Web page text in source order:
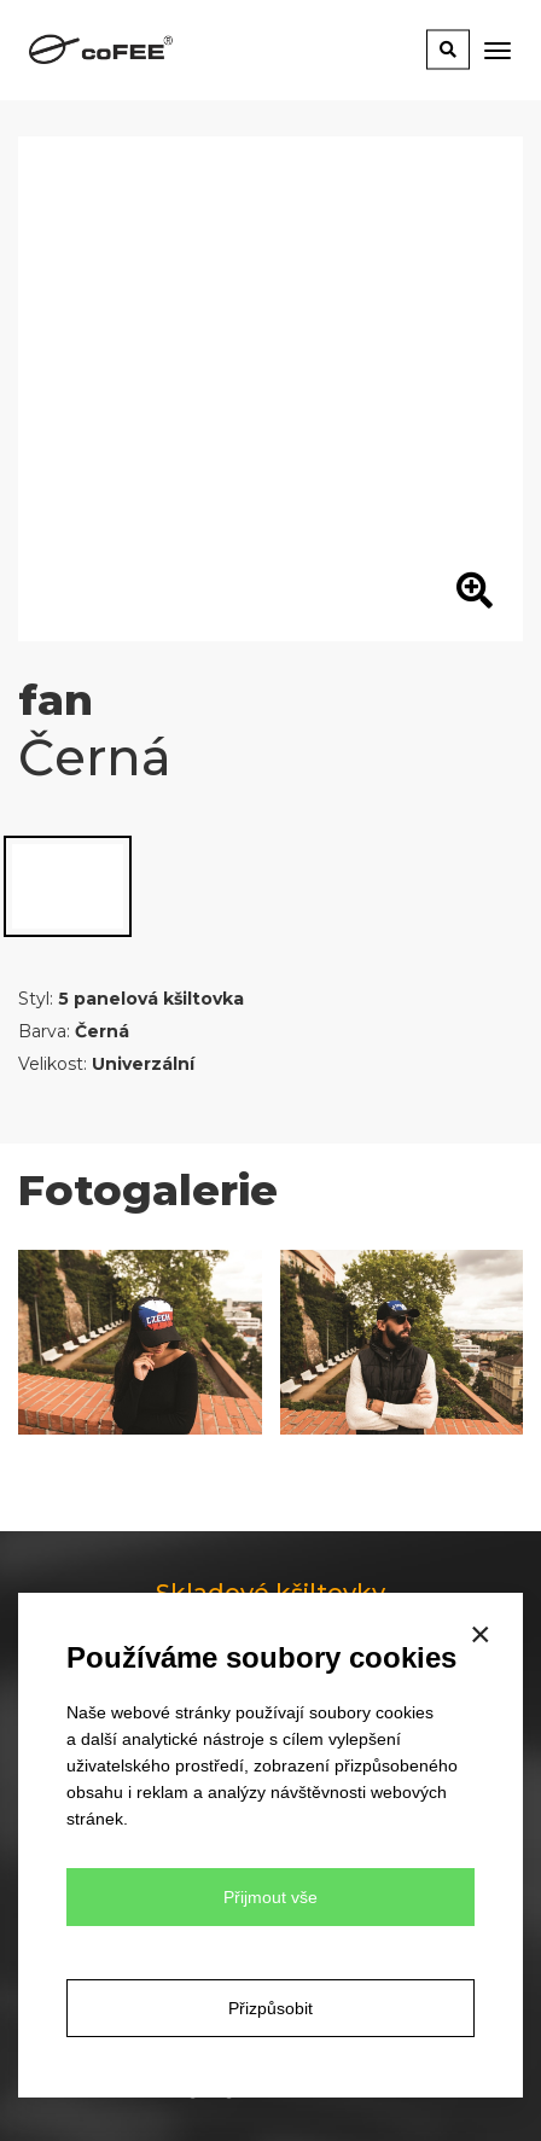
×
Používáme soubory cookies
Naše webové stránky používají soubory cookies
a další analytické nástroje s cílem vylepšení
uživatelského prostředí, zobrazení přizpůsobeného
obsahu i reklam a analýzy návštěvnosti webových
stránek.
Přijmout vše
Přizpůsobit
fan
Černá
Styl: 5 panelová kšiltovka
Barva: Černá
Velikost: Univerzální
Fotogalerie
Skladové kšiltovky
350 barevných kombinací
Žádné minimální množství pro objednávku
Rychlé dodání
Skladové čepice
Rychlé dodání
Zakázková výroba kšiltovek
Unikátní a originální design